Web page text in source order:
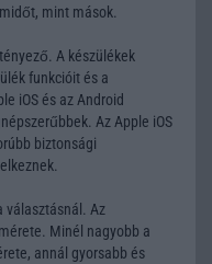
mint mások.
A készülékek
funkcióit és a
iOS és az Android
Az Apple iOS
biztonsági
választásnál. Az
Minél nagyobb a
annál gyorsabb és